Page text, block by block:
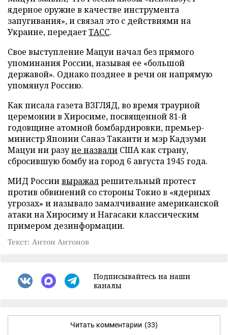
ядерное оружие в качестве инструмента
запугивания», и связал это с действиями на
Украине, передаетТАСС.
Свое выступление Мацуи начал без прямого
упоминания России, называя ее «большой
державой». Однако позднее в речи он напрямую
упомянул Россию.
Как писала газета ВЗГЛЯД, во время траурной
церемонии в Хиросиме, посвященной 81-й
годовщине атомной бомбардировки, премьер-
министр Японии Санаэ Такаити и мэр Кадзуми
Мацуи ни разуне назвали США как страну,
сбросившую бомбу на город 6 августа 1945 года.
МИД Россиивыражалрешительный протест
против обвинений со стороны Токио в «ядерных
угрозах» и называло замалчивание американской
атаки на Хиросиму и Нагасаки классическим
примером дезинформации.
Текст: Антон Антонов
Подписывайтесь на наши
каналы
Читать комментарии (33)